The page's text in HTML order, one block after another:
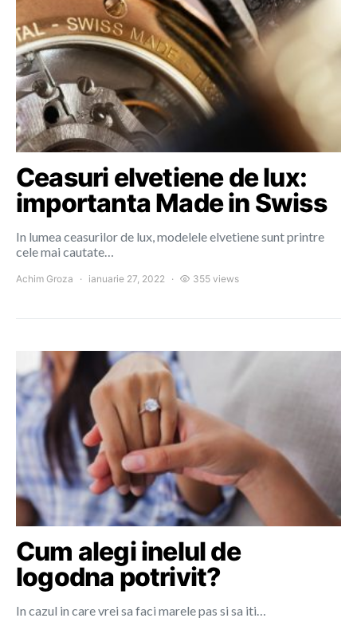
Ceasuri elvetiene de lux:
importanta Made in Swiss
In lumea ceasurilor de lux, modelele elvetiene sunt printre
cele mai cautate…
Achim Groza ianuarie 27, 2022 355 views
Cum alegi inelul de
logodna potrivit?
In cazul in care vrei sa faci marele pas si sa iti…